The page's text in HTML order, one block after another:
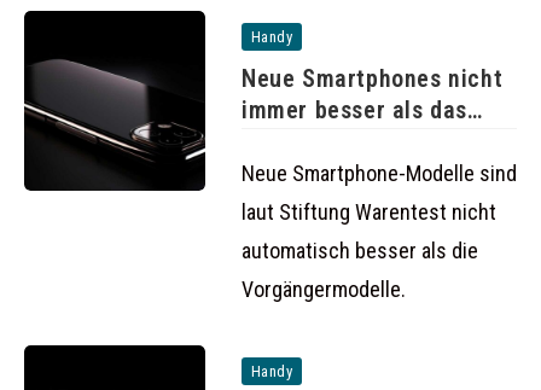
Handy
Neue Smartphones nicht
immer besser als das
Neue Smartphone-Modelle sind
laut Stiftung Warentest nicht
automatisch besser als die
Vorgängermodelle.
Handy